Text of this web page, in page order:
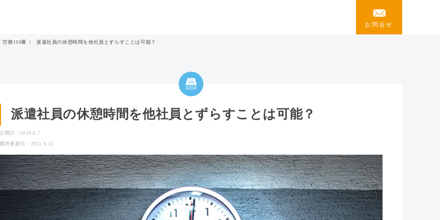
お問合せ
労務110番 派遣社員の休憩時間を他社員とずらすことは可能？
派遣社員の休憩時間を他社員とずらすことは可能？
公開日：2019.6.7
最終更新日：2022.6.15